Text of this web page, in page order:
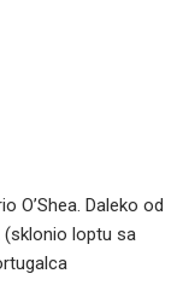
O’Shea. Daleko od
(sklonio loptu sa